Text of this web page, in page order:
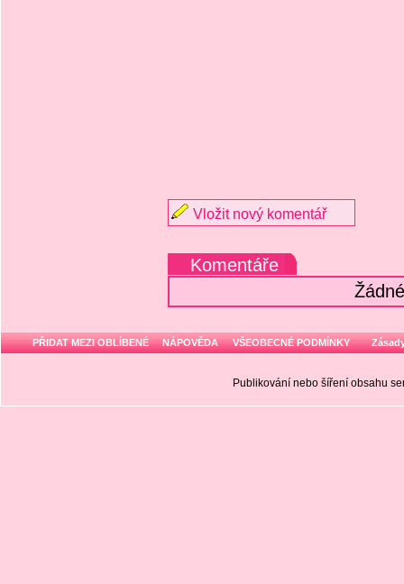
Vložit nový komentář
Komentáře
PŘIDAT MEZI OBLÍBENÉ NÁPOVĚDA VŠEOBECNÉ PODMÍNKY
Publikování nebo šíření obsahu